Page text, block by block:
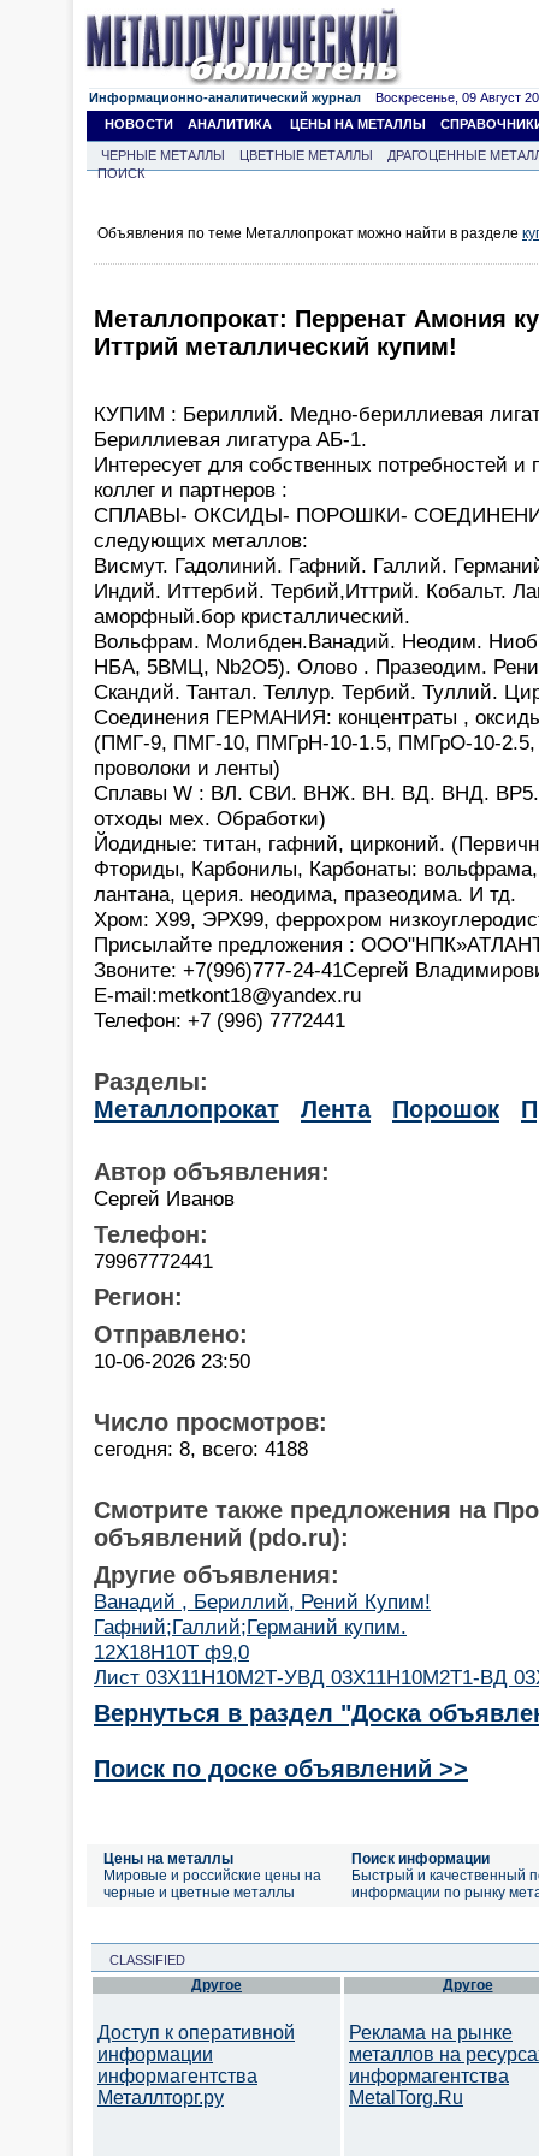
Информационно-аналитический журнал Воскресенье, 09 Август
НОВОСТИ
АНАЛИТИКА ЦЕНЫ НА МЕТАЛЛЫ
ЧЕРНЫЕ МЕТАЛЛЫ ЦВЕТНЫЕ МЕТАЛЛЫ
ДРАГОЦЕННЫЕ
ПОИСК
Объявления по теме Металлопрокат можно найти в разделе
Металлопрокат: Перренат Амония
Иттрий металлический купим!
КУПИМ : Бериллий. Медно-бериллиевая
Бериллиевая лигатура АБ-1.
Интересует для собственных потребностей и
коллег и партнеров :
СПЛАВЫ- ОКСИДЫ- ПОРОШКИ-
следующих металлов:
Висмут. Гадолиний. Гафний. Галлий.
Индий. Иттербий. Тербий,Иттрий. Кобальт.
аморфный.бор кристаллический.
Вольфрам. Молибден.Ванадий. Неодим.
НБА, 5ВМЦ, Nb2O5). Олово . Празеодим.
Скандий. Тантал. Теллур. Тербий. Туллий.
Соединения ГЕРМАНИЯ: концентраты ,
(ПМГ-9, ПМГ-10, ПМГрН-10-1.5, ПМГрО-10-
проволоки и ленты)
Сплавы W : ВЛ. СВИ. ВНЖ. ВН. ВД. ВНД. ВР5.
отходы мех. Обработки)
Йодидные: титан, гафний, цирконий.
Фториды, Карбонилы, Карбонаты:
лантана, церия. неодима, празеодима. И тд.
Хром: Х99, ЭРХ99, феррохром
Присылайте предложения :
Звоните: +7(996)777-24-41Сергей
E-mail:metkont18@yandex.ru
Телефон: +7 (996) 7772441
Разделы:
Металлопрокат
Лента Порошок
Автор объявления:
Сергей Иванов
Телефон:
79967772441
Регион:
Отправлено:
10-06-2026 23:50
Число просмотров:
сегодня: 8, всего: 4188
Смотрите также предложения на
объявлений (pdo.ru):
Другие объявления:
Ванадий , Бериллий, Рений Купим!
Гафний;Галлий;Германий купим.
12Х18Н10Т ф9,0
Лист 03Х11Н10М2Т-УВД 03Х11Н10М2Т1-ВД
Вернуться в раздел "Доска
Поиск по доске объявлений >>
Цены на металлы
Мировые и российские цены на
черные и цветные металлы
Поиск информации
Быстрый и качественный
информации по рынку
CLASSIFIED
Другое
Доступ к оперативной
информации
информагентства
Металлторг.ру
Другое
Реклама на рынке
металлов на
информагентства
MetalTorg.Ru